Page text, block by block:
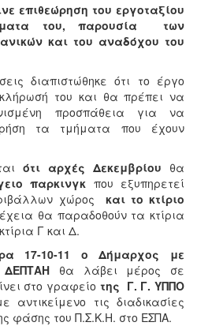
επιθεώρηση του εργοταξίου
του, παρουσία των
και του αναδόχου του
διαπιστώθηκε ότι το έργο
του και θα πρέπει να
προσπάθεια για να
τα τμήματα που έχουν
ότι αρχές Δεκεμβρίου θα
παρκινγκ που εξυπηρετεί
χώρος και το κτίριο
θα παραδοθούν τα κτίρια
Γ και Δ.
10-11 ο Δήμαρχος με
θα λάβει μέρος σε
στο γραφείο της Γ. Γ. ΥΠΠΟ
αντικείμενο τις διαδικασίες
φάσης του Π.Σ.Κ.Η. στο ΕΣΠΑ.